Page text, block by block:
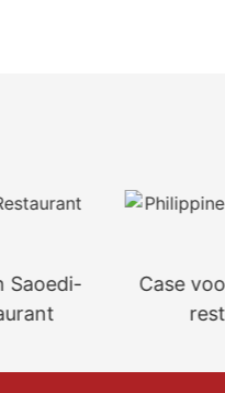
Saoedi-
Case